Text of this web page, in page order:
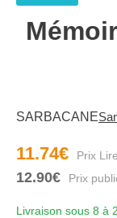
SARBACANE
11.74€
12.90€
Livraison sous 8 à